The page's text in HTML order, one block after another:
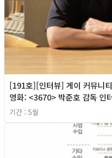
[191호][인터뷰] 게이 커뮤니
영화: <3670> 박준호 감독 인
기간 : 5월